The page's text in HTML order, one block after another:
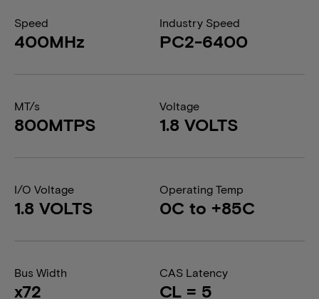
Speed
400MHz
Industry Speed
PC2-6400
MT/s
800MTPS
Voltage
1.8 VOLTS
I/O Voltage
1.8 VOLTS
Operating Temp
0C to +85C
Bus Width
x72
CAS Latency
CL = 5